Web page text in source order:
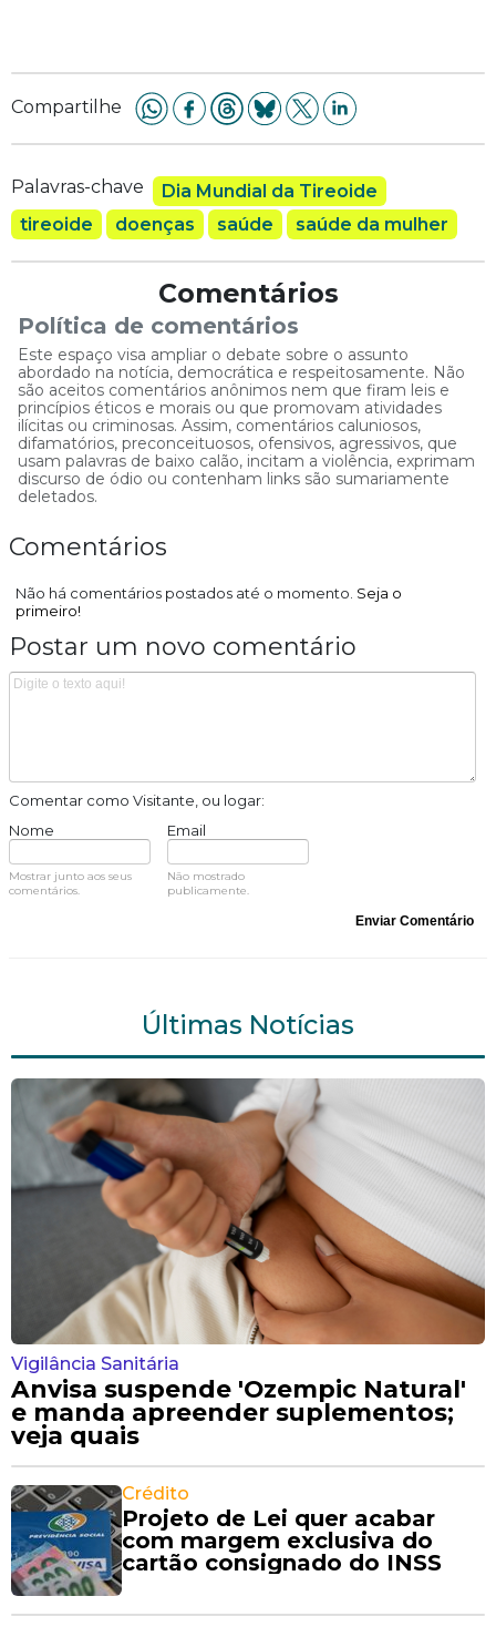
Compartilhe
Palavras-chave
Dia Mundial da Tireoide
tireoide
doenças saúde saúde da mulher
Comentários
Política de comentários
Este espaço visa ampliar o debate sobre o assunto
abordado na notícia, democrática e respeitosamente. Não
são aceitos comentários anônimos nem que firam leis e
princípios éticos e morais ou que promovam atividades
ilícitas ou criminosas. Assim, comentários caluniosos,
difamatórios, preconceituosos, ofensivos, agressivos, que
usam palavras de baixo calão, incitam a violência, exprimam
discurso de ódio ou contenham links são sumariamente
deletados.
Comentários
Não há comentários postados até o momento. Seja o
primeiro!
Postar um novo comentário
Comentar como Visitante, ou logar:
Nome
Email
Mostrar junto aos seus
comentários.
Não mostrado
publicamente.
Enviar Comentário
Últimas Notícias
Vigilância Sanitária
Anvisa suspende 'Ozempic Natural'
e manda apreender suplementos;
veja quais
Crédito
Projeto de Lei quer acabar
com margem exclusiva do
cartão consignado do INSS